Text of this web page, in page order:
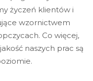
życzeń klientów i
wzornictwem
Co więcej,
naszych prac są